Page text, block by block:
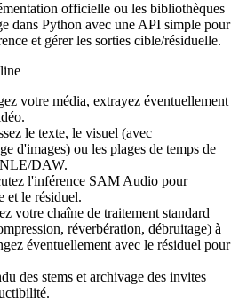
officielle ou les bibliothèques
dans Python avec une API simple pour
et gérer les sorties cible/résiduelle.
votre média, extrayez éventuellement
le texte, le visuel (avec
d'images) ou les plages de temps de
DAW.
l'inférence SAM Audio pour
et le résiduel.
votre chaîne de traitement standard
réverbération, débruitage) à
éventuellement avec le résiduel pour
des stems et archivage des invites